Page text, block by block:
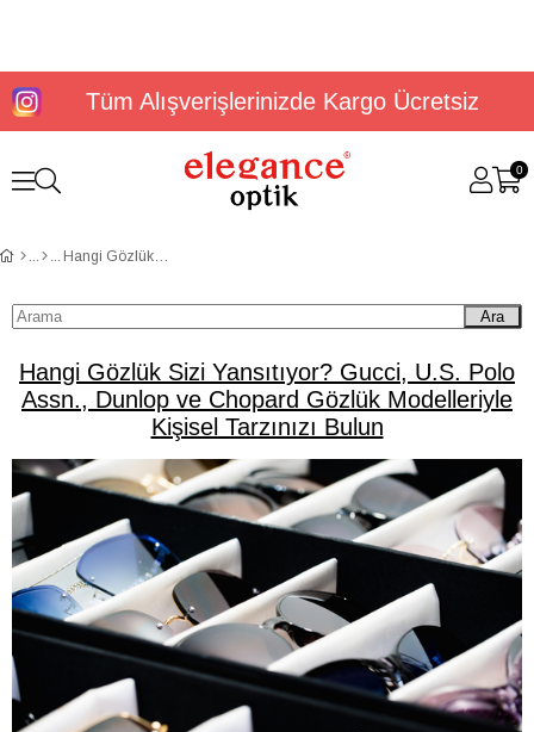
Tüm Alışverişlerinizde Kargo Ücretsiz
0
Hangi Gözlük Sizi Yansıtıyor? Gucci, U.S. Polo Assn., Dunlop ve Chopard Gözlük Modelleriyle Kişisel Tarzınızı Bulun
Ara
Hangi Gözlük Sizi Yansıtıyor? Gucci, U.S. Polo
Assn., Dunlop ve Chopard Gözlük Modelleriyle
Kişisel Tarzınızı Bulun